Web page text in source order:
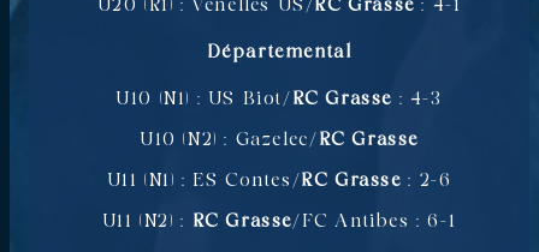
U20 (R1) : Venelles US/RC Grasse : 4-1
Départemental
U10 (N1) : US Biot/ RC Grasse : 4-3
U10 (N2) : Gazelec/ RC Grasse
U11 (N1) : ES Contes/RC Grasse : 2-6
U11 (N2) : RC Grasse/FC Antibes : 6-1